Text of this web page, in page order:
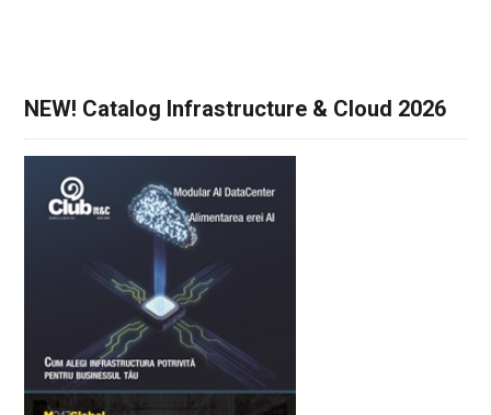
NEW! Catalog Infrastructure & Cloud 2026